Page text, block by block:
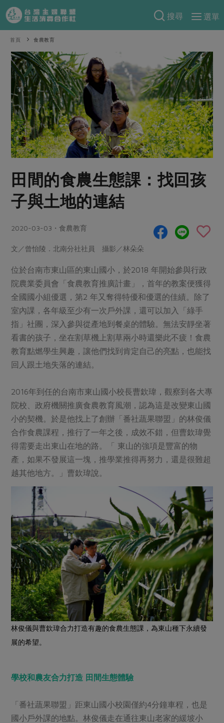
搜尋
選單
產品分類
當季蔬果
一籃菜 當令水果
芽苗類 蕈菇類
辛香料類
奶蛋豆・五穀
蛋 乳製品
豆製品 米麵雜糧
肉品・水產
畜產肉類
水畜加工品
調理食材・點心
調味醬料/南北貨 烘焙
休閒零嘴 沖泡飲品
保健食品
家庭清潔 織品
日用品 圖書禮品
防災用品
最新產品
素食專區
樂齡友善
食譜料理
食材
米食
麵食
肉食
海鮮
常備菜
蔬食
蛋料理
料理方式
烘焙．點心
醬料
湯品．鍋物
漬物
涼拌沙拉
飲品
主題食譜
異國料理
養身食補
節慶大餐
高麗菜海鮮煎餅
特別企畫
預購活動
把最好的台灣味帶回家！
防災用品預購圓滿結束
更多預購活動
合作25-精選產品第四彈
合作25-精選產品第三彈
議題活動
主婦聯盟X樂齡網特約優惠案
30%rPET紅烏龍茶
更多議題活動
把最好的台灣味帶回家！
綠主張
觀點文章
主婦食堂 一籃菜真心話
社內大小事 合作聯合國
產品故事 生活提案
樂齡生活 親子食育
廚房瑜伽
減硝酸鹽 惜食
非基改運動 支持本土農糧
廢核運動 能源議題
減添加物 減塑減廢
公益金 食農教育
更多議題
生活者e週報
綠主張月刊
典藏閱覽室
關於合作社
關於我們
合作社組織
產品檢驗
自主把關
檢驗報告
硝酸鹽檢驗
社員權益
合作社法規
選舉專區
最新消息
媒體報導
下載專區
地區活動
社務會議 地區活動
活動報下載
首頁 食農教育
田間的食農生態課：找回孩
子與土地的連結
2020-03-03・食農教育
文／曾怡陵．北南分社社員 攝影／林朵朵
位於台南市東山區的東山國小，於2018 年開始參與行政
院農業委員會「食農教育推廣計畫」，首年的教案便獲得
全國國小組優選，第2 年又奪得特優和優選的佳績。除了
室內課，各年級至少有一次戶外課，還可以加入「綠手
指」社團，深入參與從產地到餐桌的體驗。無法安靜坐著
看書的孩子，坐在割草機上割草兩小時還樂此不疲！食農
教育點燃學生興趣，讓他們找到肯定自己的亮點，也能找
回人跟土地失落的連結。
2016年到任的台南市東山國小校長曹欽瑋，觀察到各大專
院校、政府機關推廣食農教育風潮，認為這是改變東山國
小的契機。於是他找上了創辦「番社蔬果聯盟」的林俊儀
合作食農課程，推行了一年之後，成效不錯，但曹欽瑋覺
得需要走出東山在地的路。「 東山的強項是豐富的物
產，如果不發展這一塊，推學業推得再努力，還是很難超
越其他地方。」曹欽瑋說。
林俊儀與曹欽瑋合力打造有趣的食農生態課，為東山種下永續發
展的希望。
學校和農友合力打造 田間生態體驗
「番社蔬果聯盟」距東山國小校園僅約4分鐘車程，也是
國小戶外課的地點。林俊儀走在通往東山老家的緩坡小